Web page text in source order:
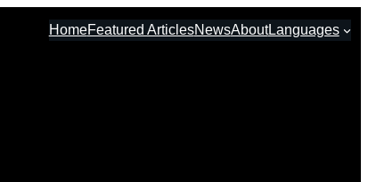
HomeFeatured ArticlesNewsAboutLanguages